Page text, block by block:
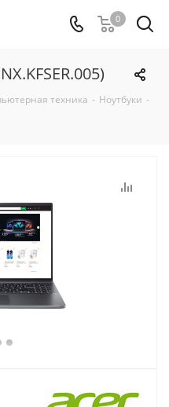
0
техника - Ноутбуки -